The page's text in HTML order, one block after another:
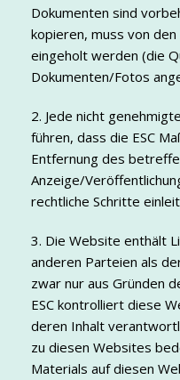
Dokumenten sind
kopieren, muss von
eingeholt werden (die
Dokumenten/Fotos
2. Jede nicht
führen, dass die ESC
Entfernung des
Anzeige/
rechtliche Schritte
3. Die Website enthält
anderen Parteien als
zwar nur aus Gründen
ESC kontrolliert diese
deren Inhalt
zu diesen Websites
Materials auf diesen